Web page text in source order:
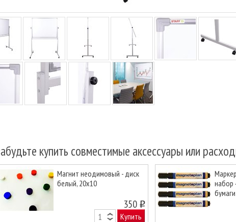
купить совместимые аксессуары или
Магнит неодимовый - диск
белый, 20х10
350 o
Купить
набор
Next